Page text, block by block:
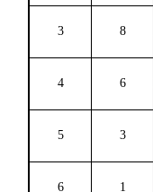
3 8
4 6
5 3
6 1